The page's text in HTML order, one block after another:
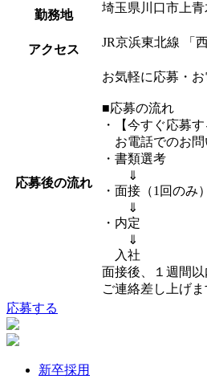
勤務地
埼玉県川口市上青
アクセス
JR京浜東北線 「
応募後の流れ
お気軽に応募・お
■応募の流れ
・【今すぐ応募
お電話でのお問
・書類選考
⇓
・面接（1回のみ）
⇓
・内定
⇓
入社
面接後、１週間
ご連絡差し上げま
応募する
新卒採用